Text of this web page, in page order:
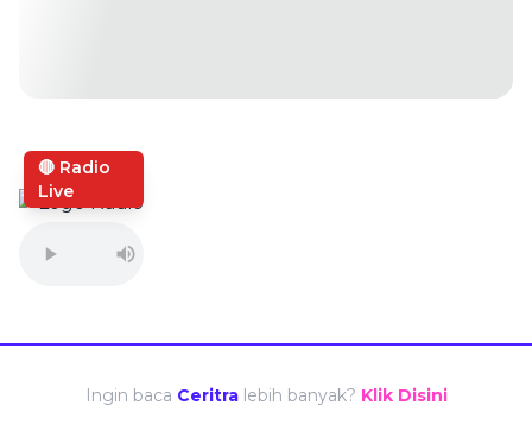
🔴 Radio
Live
Ingin baca Ceritra lebih banyak? Klik Disini